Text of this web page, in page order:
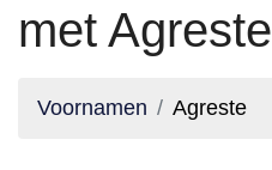
met Agreste
Voornamen Agreste